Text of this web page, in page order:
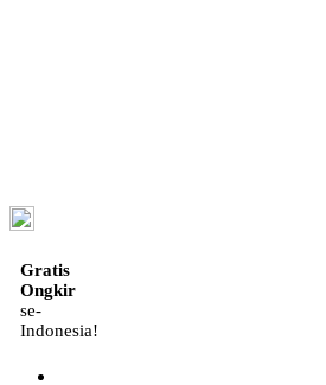
Gratis
Ongkir
se-
Indonesia!